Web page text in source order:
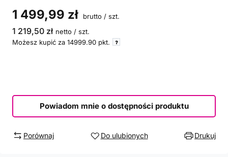
1 499,99 zł brutto / szt.
1 219,50 zł netto / szt.
Możesz kupić za 14999.90 pkt.
Powiadom mnie o dostępności produktu
Porównaj Do ulubionych Drukuj